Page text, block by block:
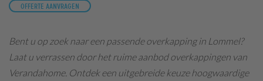
Offerte aanvragen
Bent u op zoek naar een passende overkapping in Lommel?
Laat u verrassen door het ruime aanbod overkappingen van
Verandahome. Ontdek een uitgebreide keuze hoogwaardige